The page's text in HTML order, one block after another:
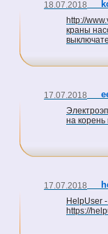
18.07.2018
http://
краны
17.07.2018
на
17.07.2018
HelpUser
https://